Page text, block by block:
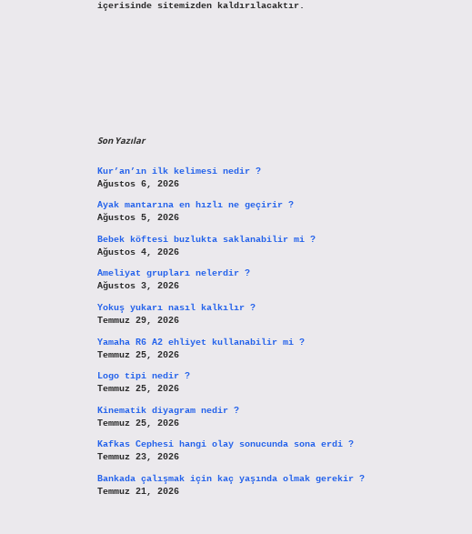
içerisinde sitemizden kaldırılacaktır.
Son Yazılar
Kur’an’ın ilk kelimesi nedir ?
Ağustos 6, 2026
Ayak mantarına en hızlı ne geçirir ?
Ağustos 5, 2026
Bebek köftesi buzlukta saklanabilir mi ?
Ağustos 4, 2026
Ameliyat grupları nelerdir ?
Ağustos 3, 2026
Yokuş yukarı nasıl kalkılır ?
Temmuz 29, 2026
Yamaha R6 A2 ehliyet kullanabilir mi ?
Temmuz 25, 2026
Logo tipi nedir ?
Temmuz 25, 2026
Kinematik diyagram nedir ?
Temmuz 25, 2026
Kafkas Cephesi hangi olay sonucunda sona erdi ?
Temmuz 23, 2026
Bankada çalışmak için kaç yaşında olmak gerekir ?
Temmuz 21, 2026